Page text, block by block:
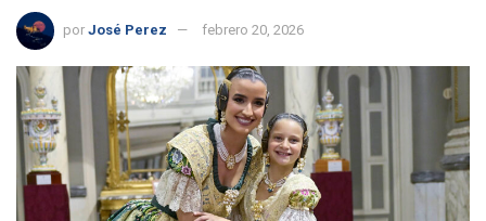
por José Perez febrero 20, 2026